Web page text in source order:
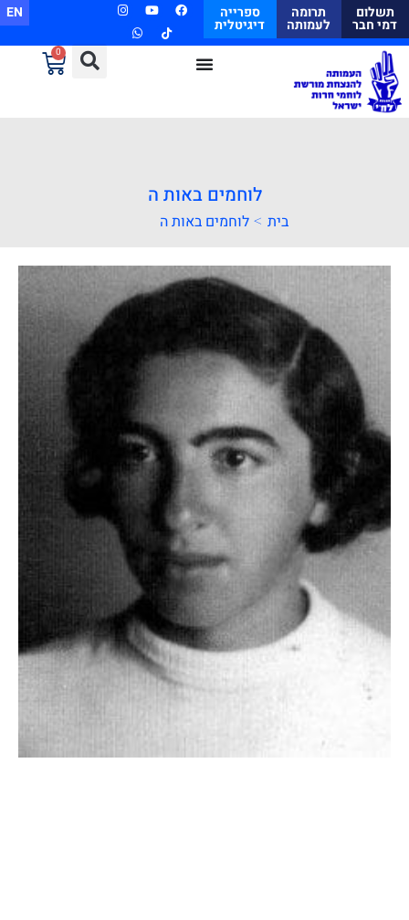
תשלום
דמי חבר
תרומה
לעמותה
ספרייה
דיגיטלית
EN
0
לוחמים באות ה
בית > לוחמים באות ה